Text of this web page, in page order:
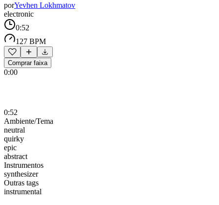
porYevhen Lokhmatov
electronic
0:52
127 BPM
Comprar faixa
0:00
0:52
Ambiente/Tema
neutral
quirky
epic
abstract
Instrumentos
synthesizer
Outras tags
instrumental